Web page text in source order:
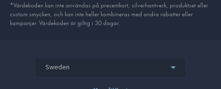
*Värdekoden kan inte användas på presentkort, silverhantverk, produkt­set eller
custom smycken, och kan inte heller kombineras med andra rabatter eller
kampanjer. Värdekoden är giltig i 30 dagar.
Sweden